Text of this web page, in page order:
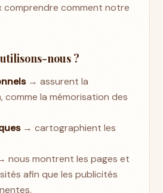
comprendre comment notre
nous ?
→assurent la
comme la mémorisation des
→cartographient les
nous montrent les pages et
afin que les publicités